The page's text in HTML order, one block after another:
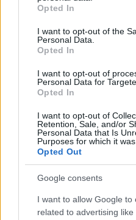
use your data for below
consent section.
Opted In
I want to opt-out of the
Personal Data.
Opted In
I want to opt-out of
Personal Data for
Opted In
I want to opt-out of
Retention, Sale, and/or
Personal Data that Is
Purposes for which it was
Opted Out
Google consents
I want to allow Google to
related to advertising
Παράλληλα, τα ΚΕΠΕΑ
υποστηρίζουν ενεργά τις
λαμβάνουν μέρος σε
προγράμματα,
ερευνητικούς φορείς και
σεμινάρια για
Ο συνολικός
1.826.110 ευρώ, με